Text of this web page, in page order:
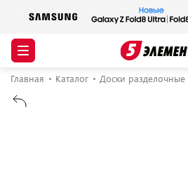
Главная Каталог Доски разделочные